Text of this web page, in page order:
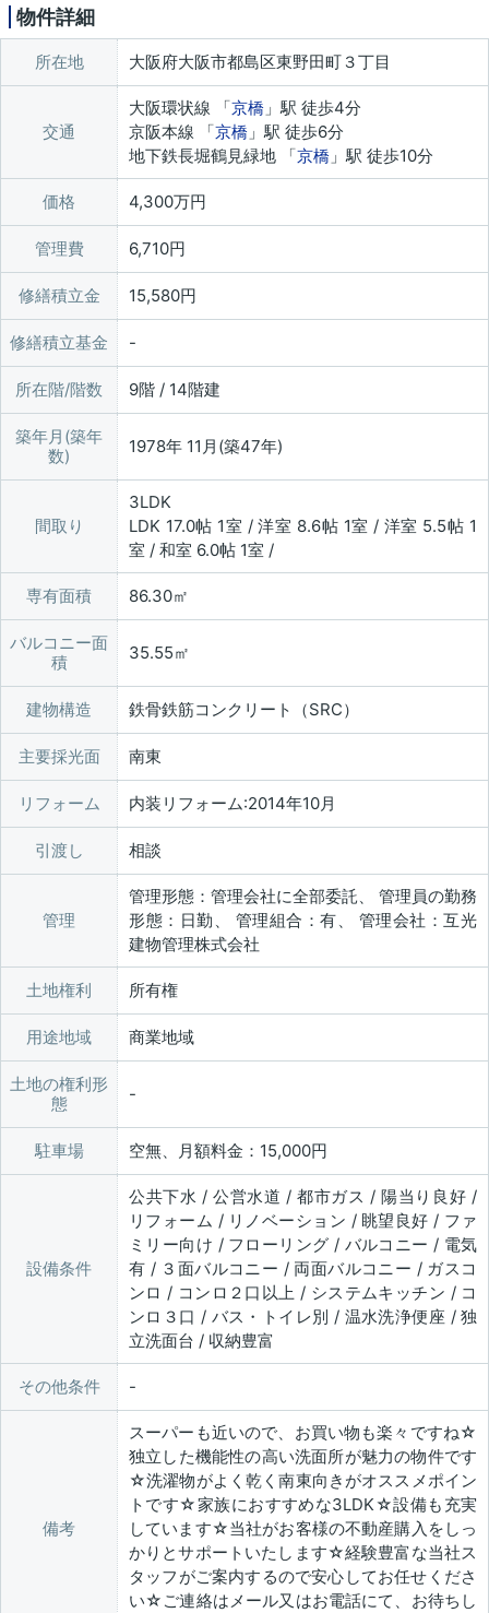
物件詳細
所在地 大阪府大阪市都島区東野田町３丁目
交通
大阪環状線 「京橋 」駅 徒歩4分
京阪本線 「京橋 」駅 徒歩6分
地下鉄長堀鶴見緑地 「京橋 」駅 徒歩10分
価格 4,300万円
管理費 6,710円
修繕積立金 15,580円
修繕積立基金
所在階/階数 9階 / 14階建
築年月(築年
数)
1978年 11月(築47年)
間取り
3LDK
LDK 17.0帖 1室 / 洋室 8.6帖 1室 / 洋室 5.5帖 1
室 / 和室 6.0帖 1室 /
専有面積 86.30㎡
バルコニー面
積
35.55㎡
建物構造 鉄骨鉄筋コンクリート（SRC）
主要採光面 南東
リフォーム 内装リフォーム:2014年10月
引渡し 相談
管理
管理形態：管理会社に全部委託、 管理員の勤務
形態：日勤、 管理組合：有、 管理会社：互光
建物管理株式会社
土地権利 所有権
用途地域 商業地域
土地の権利形
態
駐車場 空無、月額料金：15,000円
設備条件
公共下水 / 公営水道 / 都市ガス / 陽当り良好 /
リフォーム / リノベーション / 眺望良好 / ファ
ミリー向け / フローリング / バルコニー / 電気
有 / ３面バルコニー / 両面バルコニー / ガスコ
ンロ / コンロ２口以上 / システムキッチン / コ
ンロ３口 / バス・トイレ別 / 温水洗浄便座 / 独
立洗面台 / 収納豊富
その他条件
備考
スーパーも近いので、お買い物も楽々ですね☆
独立した機能性の高い洗面所が魅力の物件です
☆洗濯物がよく乾く南東向きがオススメポイン
トです☆家族におすすめな3LDK☆設備も充実
しています☆当社がお客様の不動産購入をしっ
かりとサポートいたします☆経験豊富な当社ス
タッフがご案内するので安心してお任せくださ
い☆ご連絡はメール又はお電話にて、お待ちし